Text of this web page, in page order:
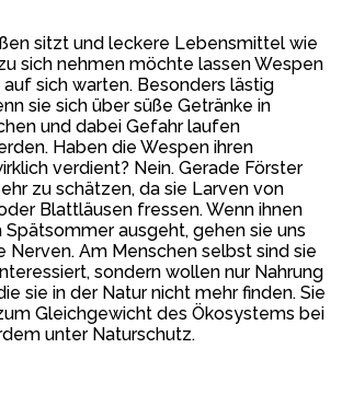
sitzt und leckere Lebensmittel wie
sich nehmen möchte lassen Wespen
sich warten. Besonders lästig
sie sich über süße Getränke in
und dabei Gefahr laufen
Haben die Wespen ihren
verdient? Nein. Gerade Förster
zu schätzen, da sie Larven von
Blattläusen fressen. Wenn ihnen
Spätsommer ausgeht, gehen sie uns
Nerven. Am Menschen selbst sind sie
sondern wollen nur Nahrung
sie in der Natur nicht mehr finden. Sie
Gleichgewicht des Ökosystems bei
unter Naturschutz.